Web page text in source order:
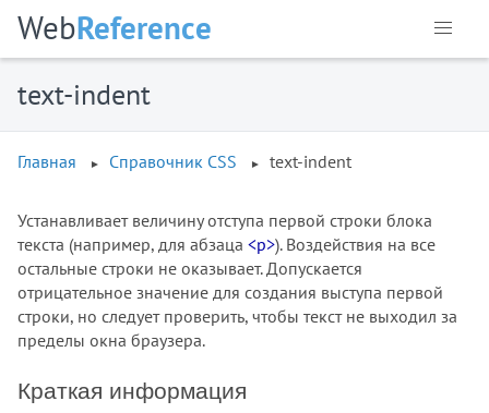
WebReference
text-indent
Главная Справочник CSS text-indent
Устанавливает величину отступа первой строки блока
текста (например, для абзаца <p>). Воздействия на все
остальные строки не оказывает. Допускается
отрицательное значение для создания выступа первой
строки, но следует проверить, чтобы текст не выходил за
пределы окна браузера.
Краткая информация
float
font
font-family
font-kerning
font-stretch
font-variant
font-variant-caps
font-weight
gap
grid-auto-columns
grid-column-end